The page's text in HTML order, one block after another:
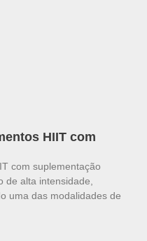
HIIT com
com suplementação
de alta intensidade,
uma das modalidades de